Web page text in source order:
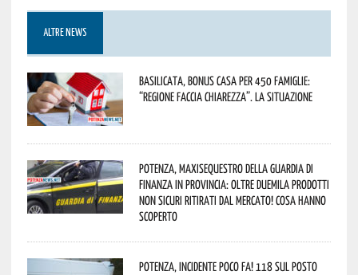
ALTRE NEWS
Basilicata, Bonus casa per 450 famiglie:
“Regione faccia chiarezza”. La situazione
Potenza, maxisequestro della Guardia di
Finanza in provincia: oltre duemila prodotti
non sicuri ritirati dal mercato! Cosa hanno
scoperto
Potenza, incidente poco fa! 118 sul posto